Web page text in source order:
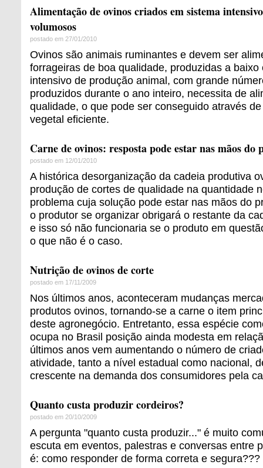
Alimentação de ovinos criados em sistema
volumosos
postado em 27/01/2010
Ovinos são animais ruminantes e devem ser
forrageiras de boa qualidade, produzidas a
intensivo de produção animal, com grande
produzidos durante o ano inteiro, necessita de
qualidade, o que pode ser conseguido através
vegetal eficiente.
Carne de ovinos: resposta pode estar nas mãos do
postado em 12/01/2010
A histórica desorganização da cadeia produtiva
produção de cortes de qualidade na quantidade
problema cuja solução pode estar nas mãos do
o produtor se organizar obrigará o restante da
e isso só não funcionaria se o produto em
o que não é o caso.
Nutrição de ovinos de corte
postado em 17/11/2009
Nos últimos anos, aconteceram mudanças
produtos ovinos, tornando-se a carne o item
deste agronegócio. Entretanto, essa espécie
ocupa no Brasil posição ainda modesta em
últimos anos vem aumentando o número de
atividade, tanto a nível estadual como nacional,
crescente na demanda dos consumidores pela
Quanto custa produzir cordeiros?
postado em 20/10/2009
A pergunta "quanto custa produzir..." é muito
escuta em eventos, palestras e conversas entre
é: como responder de forma correta e segura???